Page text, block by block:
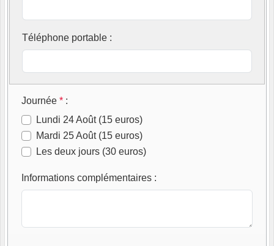
Téléphone portable :
Journée * :
Lundi 24 Août (15 euros)
Mardi 25 Août (15 euros)
Les deux jours (30 euros)
Informations complémentaires :